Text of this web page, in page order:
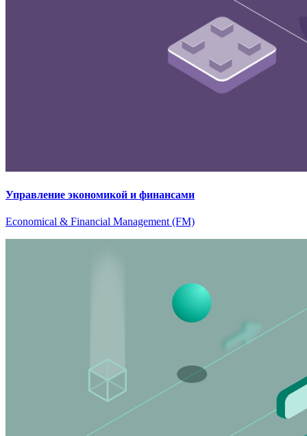
Управление экономикой и финансами
Economical & Financial Management (FM)